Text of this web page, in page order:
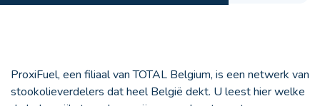
ProxiFuel, een filiaal van TOTAL Belgium, is een netwerk van
stookolieverdelers dat heel België dekt. U leest hier welke